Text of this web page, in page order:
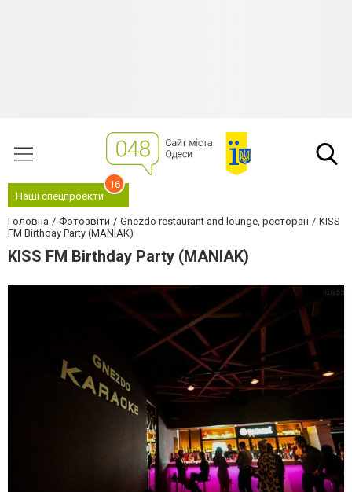
Наші спецпроєкти
16
Головна Фотозвіти Gnezdo restaurant and lounge, ресторан
KISS
FM Birthday Party (MANIAK)
KISS FM Birthday Party (MANIAK)